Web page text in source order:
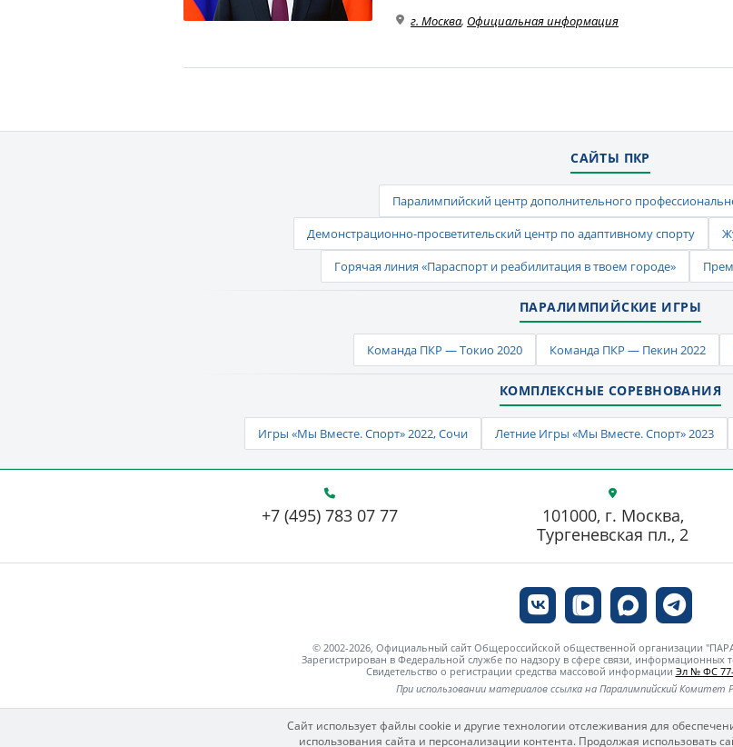
г. Москва, Официальная информация
САЙТЫ ПКР
Паралимпийский центр дополнительного
Демонстрационно-просветительский центр по адаптивному спорту
Горячая линия «Параспорт и реабилитация в твоем городе»
ПАРАЛИМПИЙСКИЕ ИГРЫ
Команда ПКР — Токио 2020 Команда ПКР — Пекин 2022
КОМПЛЕКСНЫЕ СОРЕВНОВАНИЯ
Игры «Мы Вместе. Спорт» 2022, Сочи Летние Игры «Мы Вместе. Спорт» 2023
+7 (495) 783 07 77
101000, г. Москва,
Тургеневская пл., 2
© 2002-2026, Официальный сайт Общероссийской общественной организации
Зарегистрирован в Федеральной службе по надзору в сфере связи, информационных
Свидетельство о регистрации средства массовой информации Эл № ФС 77-
При использовании материалов ссылка на Паралимпийский Комитет
Сайт использует файлы cookie и другие технологии отслеживания для
использования сайта и персонализации контента. Продолжая использовать